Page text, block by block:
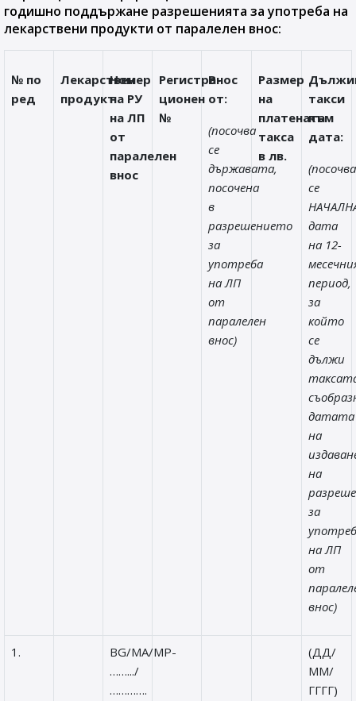
годишно поддържане разрешенията за употреба на
лекарствени продукти от паралелен внос:
№ по
ред
Лекарствен
продукт
Номер
на РУ
на ЛП
от
паралелен
внос
Регистра-
ционен
№
Внос
от:
(посочва
се
държавата,
посочена
в
разрешението
за
употреба
на ЛП
от
паралелен
внос)
Размер
на
платената
такса
в лв.
такси
към
дата:
(посочва
се
дата
на 12-
период,
за
който
се
дължи
датата
на
на
за
на ЛП
от
внос)
1.
BG/MA/MP-
…….../
………….
(ДД/
ММ/
ГГГГ)